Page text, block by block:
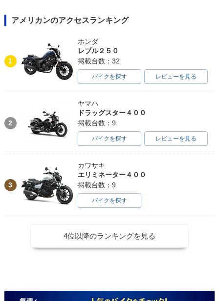
アメリカンのアクセスランキング
1
ホンダ
レブル２５０
掲載台数：32
バイクを探す レビューを見る
2
ヤマハ
ドラッグスター４００
掲載台数：9
バイクを探す レビューを見る
3
カワサキ
エリミネーター４００
掲載台数：9
バイクを探す
4位以降のランキングを見る